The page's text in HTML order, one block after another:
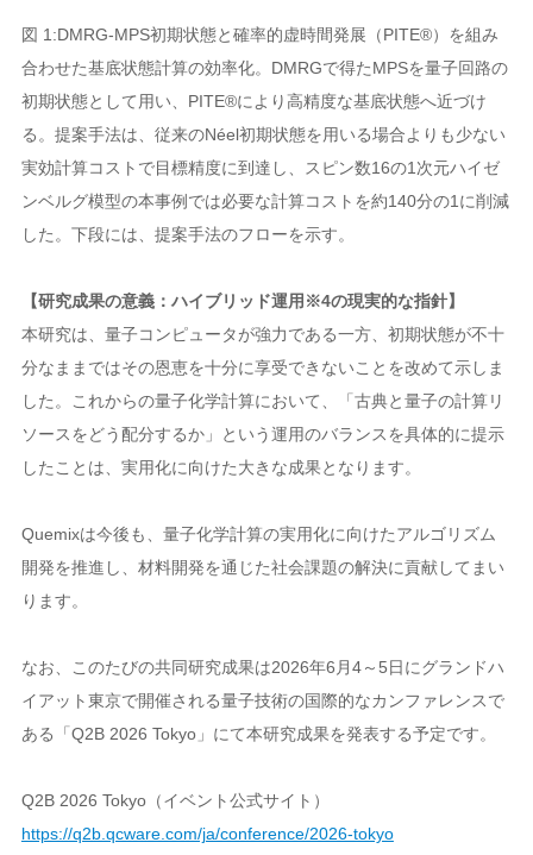
図 1:DMRG-MPS初期状態と確率的虚時間発展（PITE®）を組み
合わせた基底状態計算の効率化。DMRGで得たMPSを量子回路の
初期状態として用い、PITE®により高精度な基底状態へ近づけ
る。提案手法は、従来のNéel初期状態を用いる場合よりも少ない
実効計算コストで目標精度に到達し、スピン数16の1次元ハイゼ
ンベルグ模型の本事例では必要な計算コストを約140分の1に削減
した。下段には、提案手法のフローを示す。
【研究成果の意義：ハイブリッド運用※4の現実的な指針】
本研究は、量子コンピュータが強力である一方、初期状態が不十
分なままではその恩恵を十分に享受できないことを改めて示しま
した。これからの量子化学計算において、「古典と量子の計算リ
ソースをどう配分するか」という運用のバランスを具体的に提示
したことは、実用化に向けた大きな成果となります。
Quemixは今後も、量子化学計算の実用化に向けたアルゴリズム
開発を推進し、材料開発を通じた社会課題の解決に貢献してまい
ります。
なお、このたびの共同研究成果は2026年6月4～5日にグランドハ
イアット東京で開催される量子技術の国際的なカンファレンスで
ある「Q2B 2026 Tokyo」にて本研究成果を発表する予定です。
Q2B 2026 Tokyo（イベント公式サイト）
https://q2b.qcware.com/ja/conference/2026-tokyo